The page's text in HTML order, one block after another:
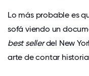
Lo más probable es
sofá viendo un
best sellerdel New
arte de contar